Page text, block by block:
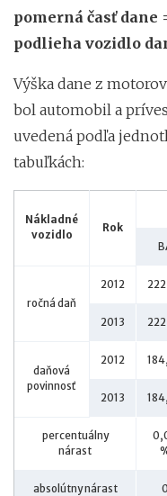
pomerná časť dane
podlieha vozidlo
Výška dane z
bol automobil a príves
uvedená podľa
tabuľkách:
Nákladné
vozidlo
Rok
ročná daň
2012
2013
daňová
povinnosť
2012
2013
percentuálny
nárast
absolútny nárast 0